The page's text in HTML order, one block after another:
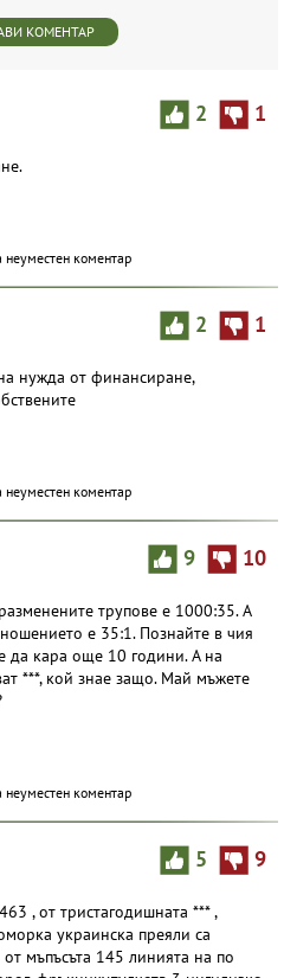
КОМЕНТАР
2 1
неуместен коментар
2 1
нужда от финансиране,
неуместен коментар
9 10
трупове е 1000:35. А
е 35:1. Познайте в чия
да кара още 10 години. А на
***, кой знае защо. Май мъжете
неуместен коментар
5 9
, от тристагодишната *** ,
украинска преяли са
мъпъсъта 145 линията на по